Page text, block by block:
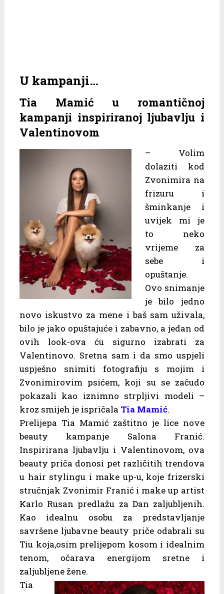
U kampanji…
Tia Mamić u romantičnoj
kampanji inspiriranoj ljubavlju i
Valentinovom
– Volim
dolaziti kod
Zvonimira na
frizuru i
šminkanje i
uvijek mi je
to neko
vrijeme za
sebe i
opuštanje.
Ovo snimanje
je bilo jedno
novo iskustvo za mene i baš sam uživala,
bilo je jako opuštajuće i zabavno, a jedan od
ovih look-ova ću sigurno izabrati za
Valentinovo. Sretna sam i da smo uspjeli
uspješno snimiti fotografiju s mojim i
Zvonimirovim psićem, koji su se začudo
pokazali kao iznimno strpljivi modeli –
kroz smijeh je ispričala Tia Mamić.
Prelijepa Tia Mamić zaštitno je lice nove
beauty kampanje Salona Franić.
Inspirirana ljubavlju i Valentinovom, ova
beauty priča donosi pet različitih trendova
u hair stylingu i make up-u, koje frizerski
stručnjak Zvonimir Franić i make up artist
Karlo Rusan predlažu za Dan zaljubljenih.
Kao idealnu osobu za predstavljanje
savršene ljubavne beauty priče odabrali su
Tiu koja,osim prelijepom kosom i idealnim
tenom, očarava energijom sretne i
zaljubljene žene.
Tia